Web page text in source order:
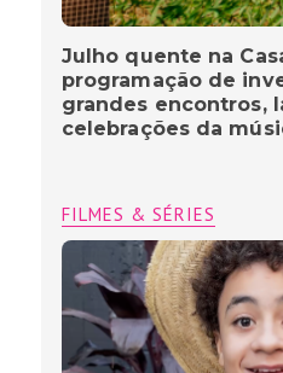
Julho quente na
programação de
grandes encontros,
celebrações da
FILMES & SÉRIES